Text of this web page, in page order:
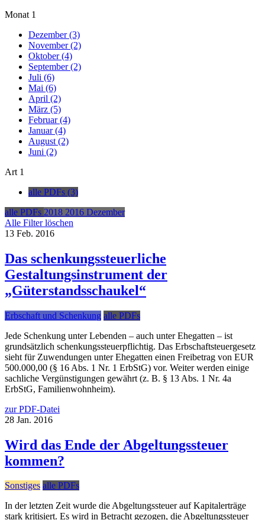
Monat 1
Dezember (3)
November (2)
Oktober (4)
September (2)
Juli (6)
Mai (6)
April (2)
März (5)
Februar (4)
Januar (4)
August (2)
Juni (2)
Art 1
alle PDFs (3)
alle PDFs 2018 2016 Dezember
Alle Filter löschen
13 Feb. 2016
Das schenkungssteuerliche
Gestaltungsinstrument der
„Güterstandsschaukel“
Erbschaft und Schenkung alle PDFs
Jede Schenkung unter Lebenden – auch unter Ehegatten – ist
grundsätzlich schenkungssteuerpflichtig. Das Erbschaftsteuergesetz
sieht für Zuwendungen unter Ehegatten einen Freibetrag von EUR
500.000,00 (§ 16 Abs. 1 Nr. 1 ErbStG) vor. Weiter werden einige
sachliche Vergünstigungen gewährt (z. B. § 13 Abs. 1 Nr. 4a
ErbStG, Familienwohnheim).
zur PDF-Datei
28 Jan. 2016
Wird das Ende der Abgeltungssteuer
kommen?
Sonstiges alle PDFs
In der letzten Zeit wurde die Abgeltungssteuer auf Kapitalerträge
stark kritisiert. Es wird in Betracht gezogen, die Abgeltungssteuer